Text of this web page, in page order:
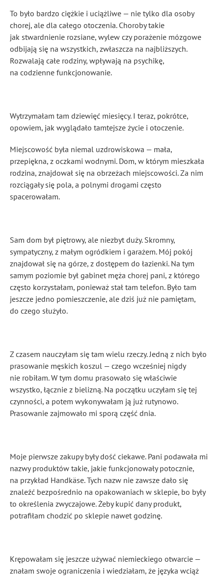
To było bardzo ciężkie i uciążliwe — nie tylko dla osoby
chorej, ale dla całego otoczenia. Choroby takie
jak stwardnienie rozsiane, wylew czy porażenie mózgowe
odbijają się na wszystkich, zwłaszcza na najbliższych.
Rozwalają całe rodziny, wpływają na psychikę,
na codzienne funkcjonowanie.
Wytrzymałam tam dziewięć miesięcy. I teraz, pokrótce,
opowiem, jak wyglądało tamtejsze życie i otoczenie.
Miejscowość była niemal uzdrowiskowa — mała,
przepiękna, z oczkami wodnymi. Dom, w którym mieszkała
rodzina, znajdował się na obrzeżach miejscowości. Za nim
rozciągały się pola, a polnymi drogami często
spacerowałam.
Sam dom był piętrowy, ale niezbyt duży. Skromny,
sympatyczny, z małym ogródkiem i garażem. Mój pokój
znajdował się na górze, z dostępem do łazienki. Na tym
samym poziomie był gabinet męża chorej pani, z którego
często korzystałam, ponieważ stał tam telefon. Było tam
jeszcze jedno pomieszczenie, ale dziś już nie pamiętam,
do czego służyło.
Z czasem nauczyłam się tam wielu rzeczy. Jedną z nich było
prasowanie męskich koszul — czego wcześniej nigdy
nie robiłam. W tym domu prasowało się właściwie
wszystko, łącznie z bielizną. Na początku uczyłam się tej
czynności, a potem wykonywałam ją już rutynowo.
Prasowanie zajmowało mi sporą część dnia.
Moje pierwsze zakupy były dość ciekawe. Pani podawała mi
nazwy produktów takie, jakie funkcjonowały potocznie,
na przykład Handkäse. Tych nazw nie zawsze dało się
znaleźć bezpośrednio na opakowaniach w sklepie, bo były
to określenia zwyczajowe. Żeby kupić dany produkt,
potrafiłam chodzić po sklepie nawet godzinę.
Krępowałam się jeszcze używać niemieckiego otwarcie —
znałam swoje ograniczenia i wiedziałam, że języka wciąż